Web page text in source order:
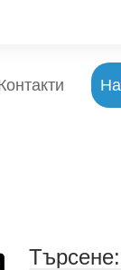
Търсене: